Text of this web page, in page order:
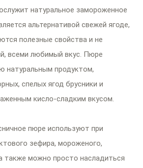
натуральное замороженное
альтернативой свежей ягоде,
полезные свойства и не
всеми любимый вкус. Пюре
натуральным продуктом,
спелых ягод брусники и
кисло-сладким вкусом.
пюре используют при
зефира, мороженого,
также можно просто насладиться